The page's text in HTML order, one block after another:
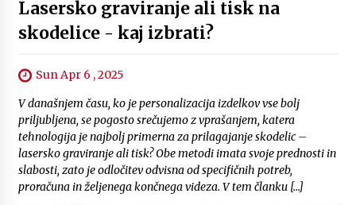
Lasersko graviranje ali tisk na
skodelice - kaj izbrati?
Sun Apr 6 , 2025
V današnjem času, ko je personalizacija izdelkov vse bolj
priljubljena, se pogosto srečujemo z vprašanjem, katera
tehnologija je najbolj primerna za prilagajanje skodelic –
lasersko graviranje ali tisk? Obe metodi imata svoje prednosti in
slabosti, zato je odločitev odvisna od specifičnih potreb,
proračuna in željenega končnega videza. V tem članku […]